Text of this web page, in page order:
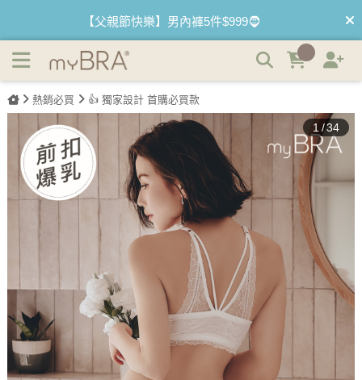
內衣品牌
【2件$980】夏日首選 無痕無鋼圈內衣✌️
【最低3折】絕版內睡衣 下殺售完不補🤍
【優惠68折】內褲任選3件以上 1件$333👙
【買內衣免運費】台灣滿1200運費0元🚛
【首購優惠】新客最高可折$150再免運❗
【夏日滿額贈】把衣物壓縮收納袋回家 🌞
【父親節快樂】男內褲5件$999🧔
熱銷必買 👍 獨家設計 首購必買款
1 /34